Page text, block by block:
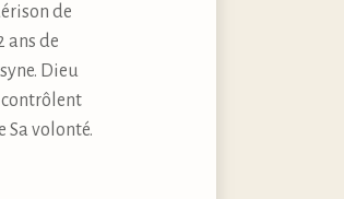
de
ans de
Dieu
Sa volonté.